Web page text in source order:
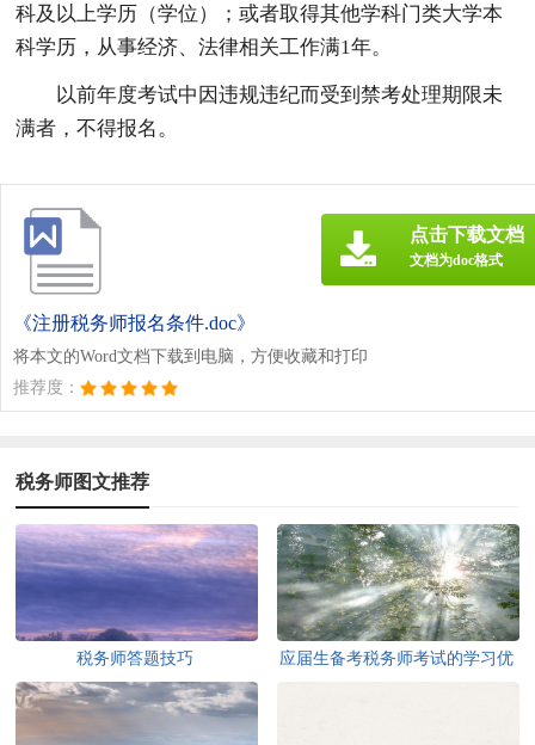
科及以上学历（学位）；或者取得其他学科门类大学本
科学历，从事经济、法律相关工作满1年。
以前年度考试中因违规违纪而受到禁考处理期限未
满者，不得报名。
《注册税务师报名条件.doc》
将本文的Word文档下载到电脑，方便收藏和打印
推荐度：
点击下载文档
文档为doc格式
税务师图文推荐
税务师答题技巧
应届生备考税务师考试的学习优